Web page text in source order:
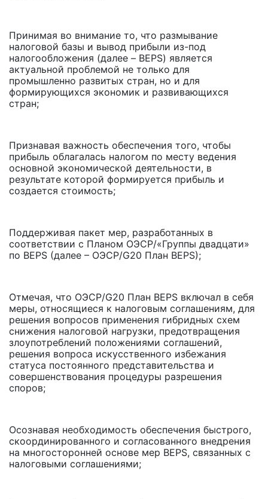
Принимая во внимание то, что размывание
налоговой базы и вывод прибыли из-под
налогообложения (далее – BEPS) является
актуальной проблемой не только для
промышленно развитых стран, но и для
формирующихся экономик и развивающихся
стран;
Признавая важность обеспечения того, чтобы
прибыль облагалась налогом по месту ведения
основной экономической деятельности, в
результате которой формируется прибыль и
создается стоимость;
Поддерживая пакет мер, разработанных в
соответствии с Планом ОЭСР/«Группы двадцати»
по BEPS (далее – ОЭСР/G20 План BEPS);
Отмечая, что ОЭСР/G20 План BEPS включал в себя
меры, относящиеся к налоговым соглашениям, для
решения вопросов применения гибридных схем
снижения налоговой нагрузки, предотвращения
злоупотреблений положениями соглашений,
решения вопроса искусственного избежания
статуса постоянного представительства и
совершенствования процедуры разрешения
споров;
Осознавая необходимость обеспечения быстрого,
скоординированного и согласованного внедрения
на многосторонней основе мер BEPS, связанных с
налоговыми соглашениями;